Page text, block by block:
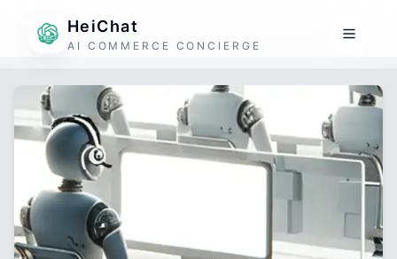
HeiChat
AI COMMERCE CONCIERGE